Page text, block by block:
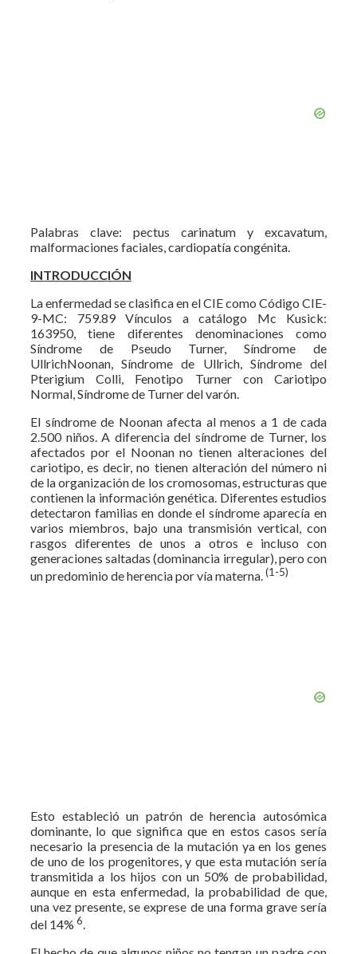
Palabras clave: pectus carinatum y excavatum,
malformaciones faciales, cardiopatía congénita.
INTRODUCCIÓN
La enfermedad se clasifica en el CIE como Código CIE-
9-MC: 759.89 Vínculos a catálogo Mc Kusick:
163950, tiene diferentes denominaciones como
Síndrome de Pseudo Turner, Síndrome de
UllrichNoonan, Síndrome de Ullrich, Síndrome del
Pterigium Colli, Fenotipo Turner con Cariotipo
Normal, Síndrome de Turner del varón.
El síndrome de Noonan afecta al menos a 1 de cada
2.500 niños. A diferencia del síndrome de Turner, los
afectados por el Noonan no tienen alteraciones del
cariotipo, es decir, no tienen alteración del número ni
de la organización de los cromosomas, estructuras que
contienen la información genética. Diferentes estudios
detectaron familias en donde el síndrome aparecía en
varios miembros, bajo una transmisión vertical, con
rasgos diferentes de unos a otros e incluso con
generaciones saltadas (dominancia irregular), pero con
un predominio de herencia por vía materna.(1-5)
Esto estableció un patrón de herencia autosómica
dominante, lo que significa que en estos casos sería
necesario la presencia de la mutación ya en los genes
de uno de los progenitores, y que esta mutación sería
transmitida a los hijos con un 50% de probabilidad,
aunque en esta enfermedad, la probabilidad de que,
una vez presente, se exprese de una forma grave sería
del 14% 6.